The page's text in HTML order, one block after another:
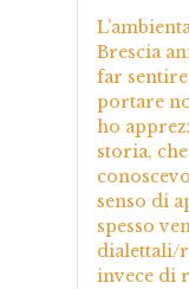
Brescia
far sentire
portare
ho
storia,
senso di
spesso
dialettali/
invece di